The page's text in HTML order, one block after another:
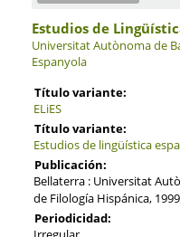
Estudios de
Universitat Autònoma de
Espanyola
Título variante:
ELiES
Título variante:
Estudios de lingüística
Publicación:
Bellaterra : Universitat
de Filología Hispánica,
Periodicidad: